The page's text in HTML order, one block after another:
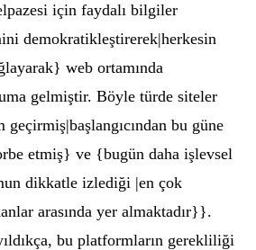
için faydalı bilgiler
demokratikleştirerek|herkesin
web ortamında
gelmiştir. Böyle türde siteler
bu güne
etmiş} ve {bugün daha işlevsel
dikkatle izlediği |en çok
arasında yer almaktadır}}.
bu platformların gerekliliği